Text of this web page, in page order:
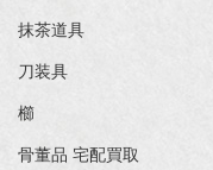
抹茶道具
刀装具
櫛
骨董品 宅配買取